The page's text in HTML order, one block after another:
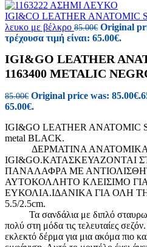
IGI&CO LEATHER ANATOMIC
λευκo με βέλκρο 85.00€ Original
τρέχουσα τιμή είναι: 65.00€.
IGI&GO LEATHER
1163400 METALIC
85.00€ Original price was: 85.00€.
65.00€.
IGI&GO LEATHER ANATOMIC
metal
ΔΕΡΜΑΤΙΝΑ ΑΝΑΤΟΜΙΚΑ
IGI&GO.ΚΑΤΑΣΚΕΥΑΖΟΝΤΑΙ
ΠΑΝΑΛΑΦΡΑ ΜΕ
ΑΥΤΟΚΟΛΛΗΤΟ ΚΛΕΙΣΙΜΟ
ΕΥΚΟΛΙΑ.ΙΔΑΝΙΚΑ ΓΙΑ ΟΛΗ
5.5/
Τα σανδάλια με διπλό σταυρωτό
πολύ στη μόδα τις τελευταίες
εκλεκτό δέρμα για μια ακόμα πιο